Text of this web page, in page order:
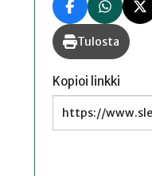
Tulosta
Kopioi linkki